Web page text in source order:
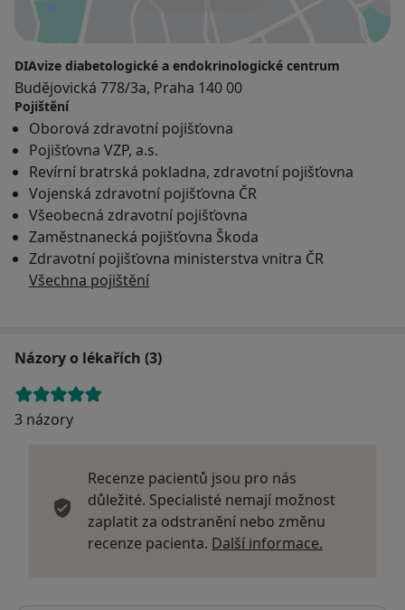
DIAvize diabetologické a endokrinologické centrum
Budějovická 778/3a, Praha 140 00
Pojištění
Oborová zdravotní pojišťovna
Pojišťovna VZP, a.s.
Revírní bratrská pokladna, zdravotní pojišťovna
Vojenská zdravotní pojišťovna ČR
Všeobecná zdravotní pojišťovna
Zaměstnanecká pojišťovna Škoda
Zdravotní pojišťovna ministerstva vnitra ČR
Všechna pojištění
Názory o lékařích (3)
3 názory
Recenze pacientů jsou pro nás
důležité. Specialisté nemají možnost
zaplatit za odstranění nebo změnu
recenze pacienta. Další informace.